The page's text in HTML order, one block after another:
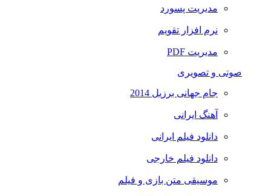
مدیریت پسورد
نرم افزار تقویم
مدیریت PDF
صوتی و تصویری
جام جهانی برزیل 2014
آهنگ ایرانی
دانلود فیلم ایرانی
دانلود فیلم خارجی
موسیقی متن بازی و فیلم